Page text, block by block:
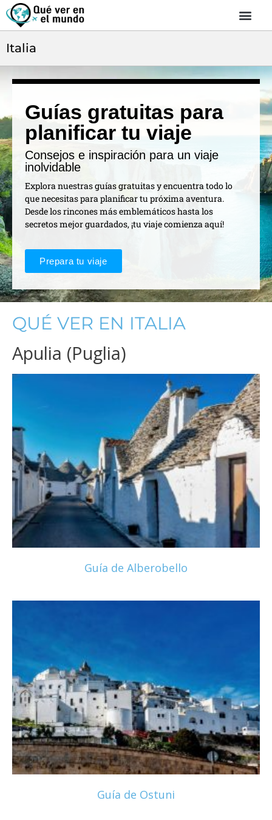
Italia
Guías gratuitas para
planificar tu viaje
Consejos e inspiración para un viaje
inolvidable
Explora nuestras guías gratuitas y encuentra todo lo
que necesitas para planificar tu próxima aventura.
Desde los rincones más emblemáticos hasta los
secretos mejor guardados, ¡tu viaje comienza aquí!
Prepara tu viaje
QUÉ VER EN ITALIA
Apulia (Puglia)
Guía de Alberobello
Guía de Ostuni